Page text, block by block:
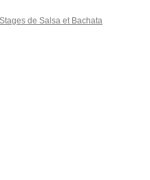
de Salsa et Bachata